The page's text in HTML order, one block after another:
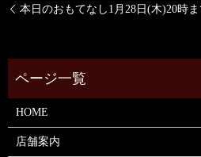
本日のおもてなし1月28日(木)20時
HOME
店舗案内